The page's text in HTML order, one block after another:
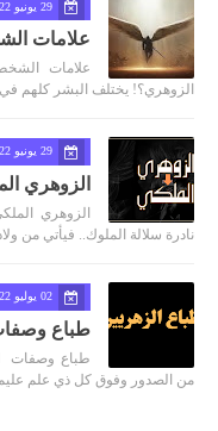
29 يونيو 2022
علامات
علامات
الزوهري؟! يختلف البشر كلهم
29 يونيو 2022
الزوهري
الزوهري
نادرة سلالة الملوك.. فيأتي من
02 يوليو 2022
طباع
طباع وصفات
من الصدور وفوق كل ذي علم